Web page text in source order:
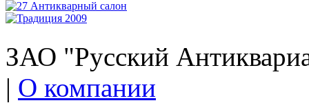
ЗАО "Русский
| О компании